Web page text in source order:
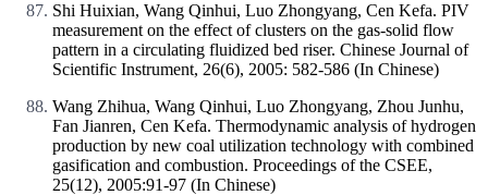
Shi Huixian, Wang Qinhui, Luo Zhongyang, Cen Kefa. PIV
measurement on the effect of clusters on the gas-solid flow
pattern in a circulating fluidized bed riser. Chinese Journal of
Scientific Instrument, 26(6), 2005: 582-586 (In Chinese)
Wang Zhihua, Wang Qinhui, Luo Zhongyang, Zhou Junhu,
Fan Jianren, Cen Kefa. Thermodynamic analysis of hydrogen
production by new coal utilization technology with combined
gasification and combustion. Proceedings of the CSEE,
25(12), 2005:91-97 (In Chinese)